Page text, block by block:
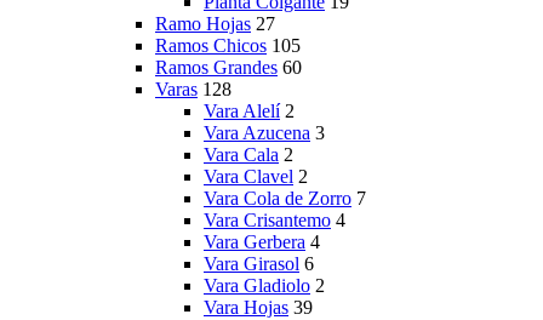
Ramo Hojas 27
Ramos Chicos 105
Ramos Grandes 60
Varas 128
Vara Alelí 2
Vara Azucena 3
Vara Cala 2
Vara Clavel 2
Vara Cola de Zorro 7
Vara Crisantemo 4
Vara Gerbera 4
Vara Girasol 6
Vara Gladiolo 2
Vara Hojas 39